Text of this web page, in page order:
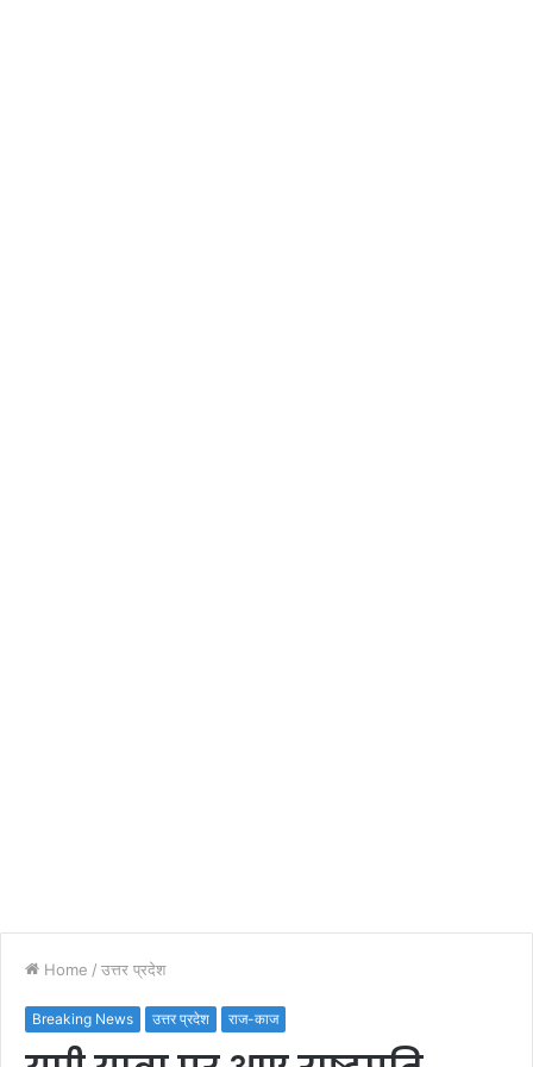
Home / उत्तर प्रदेश
Breaking News उत्तर प्रदेश राज-काज